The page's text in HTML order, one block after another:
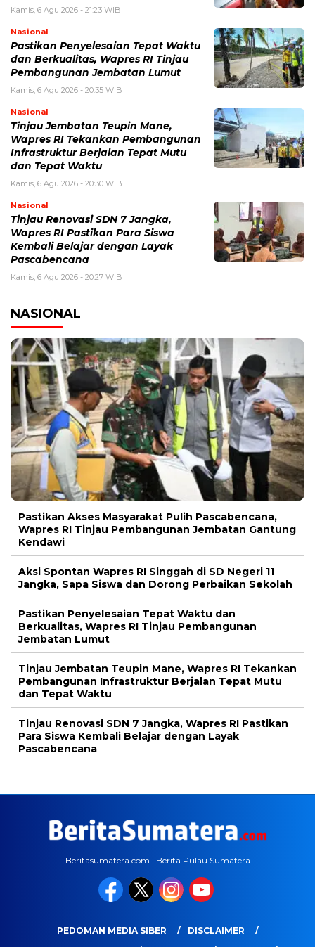
Kamis, 6 Agu 2026 - 21:23 WIB
Nasional
Pastikan Penyelesaian Tepat Waktu
dan Berkualitas, Wapres RI Tinjau
Pembangunan Jembatan Lumut
Kamis, 6 Agu 2026 - 20:35 WIB
Nasional
Tinjau Jembatan Teupin Mane,
Wapres RI Tekankan Pembangunan
Infrastruktur Berjalan Tepat Mutu
dan Tepat Waktu
Kamis, 6 Agu 2026 - 20:30 WIB
Nasional
Tinjau Renovasi SDN 7 Jangka,
Wapres RI Pastikan Para Siswa
Kembali Belajar dengan Layak
Pascabencana
Kamis, 6 Agu 2026 - 20:27 WIB
NASIONAL
Pastikan Akses Masyarakat Pulih Pascabencana,
Wapres RI Tinjau Pembangunan Jembatan Gantung
Kendawi
Aksi Spontan Wapres RI Singgah di SD Negeri 11
Jangka, Sapa Siswa dan Dorong Perbaikan Sekolah
Pastikan Penyelesaian Tepat Waktu dan
Berkualitas, Wapres RI Tinjau Pembangunan
Jembatan Lumut
Tinjau Jembatan Teupin Mane, Wapres RI Tekankan
Pembangunan Infrastruktur Berjalan Tepat Mutu
dan Tepat Waktu
Tinjau Renovasi SDN 7 Jangka, Wapres RI Pastikan
Para Siswa Kembali Belajar dengan Layak
Pascabencana
Beritasumatera.com | Berita Pulau Sumatera
PEDOMAN MEDIA SIBER
DISCLAIMER